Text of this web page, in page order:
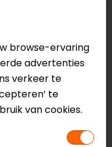
browse-ervaring
advertenties
verkeer te
te
van cookies.